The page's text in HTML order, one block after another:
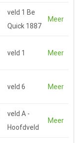
veld 1 Be
Quick 1887
Meer
veld 1 Meer
veld 6 Meer
veld A -
Hoofdveld
Meer